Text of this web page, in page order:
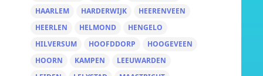
HAARLEM
HARDERWIJK
HEERENVEEN
HEERLEN
HELMOND
HENGELO
HILVERSUM
HOOFDDORP
HOOGEVEEN
HOORN
KAMPEN
LEEUWARDEN